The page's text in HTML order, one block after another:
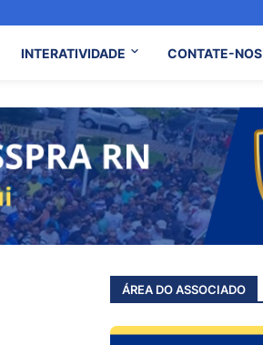
INTERATIVIDADE CONTATE-NOS
ÁREA DO ASSOCIADO